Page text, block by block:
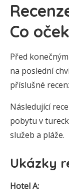
Co
Před
na poslední
příslušné
Následující
pobytu v
služeb a pláže.
Ukázky
Hotel A: